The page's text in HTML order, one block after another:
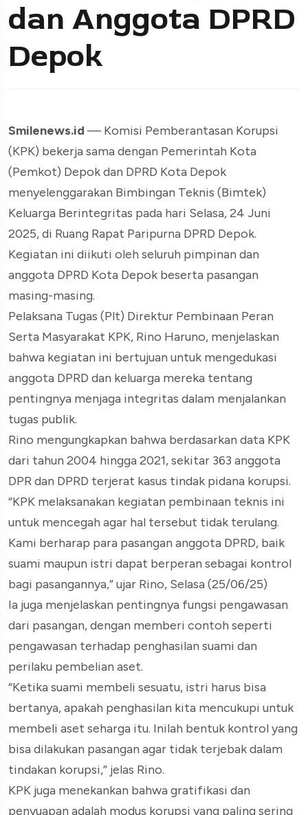
dan Anggota DPRD
Depok
Smilenews.id — Komisi Pemberantasan Korupsi
(KPK) bekerja sama dengan Pemerintah Kota
(Pemkot) Depok dan DPRD Kota Depok
menyelenggarakan Bimbingan Teknis (Bimtek)
Keluarga Berintegritas pada hari Selasa, 24 Juni
2025, di Ruang Rapat Paripurna DPRD Depok.
Kegiatan ini diikuti oleh seluruh pimpinan dan
anggota DPRD Kota Depok beserta pasangan
masing-masing.
Pelaksana Tugas (Plt) Direktur Pembinaan Peran
Serta Masyarakat KPK, Rino Haruno, menjelaskan
bahwa kegiatan ini bertujuan untuk mengedukasi
anggota DPRD dan keluarga mereka tentang
pentingnya menjaga integritas dalam menjalankan
tugas publik.
Rino mengungkapkan bahwa berdasarkan data KPK
dari tahun 2004 hingga 2021, sekitar 363 anggota
DPR dan DPRD terjerat kasus tindak pidana korupsi.
“KPK melaksanakan kegiatan pembinaan teknis ini
untuk mencegah agar hal tersebut tidak terulang.
Kami berharap para pasangan anggota DPRD, baik
suami maupun istri dapat berperan sebagai kontrol
bagi pasangannya,” ujar Rino, Selasa (25/06/25)
Ia juga menjelaskan pentingnya fungsi pengawasan
dari pasangan, dengan memberi contoh seperti
pengawasan terhadap penghasilan suami dan
perilaku pembelian aset.
“Ketika suami membeli sesuatu, istri harus bisa
bertanya, apakah penghasilan kita mencukupi untuk
membeli aset seharga itu. Inilah bentuk kontrol yang
bisa dilakukan pasangan agar tidak terjebak dalam
tindakan korupsi,” jelas Rino.
KPK juga menekankan bahwa gratifikasi dan
penyuapan adalah modus korupsi yang paling sering